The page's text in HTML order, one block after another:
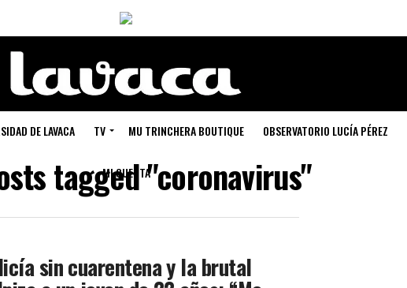
DE LAVACA TV MU TRINCHERA BOUTIQUE OBSERVATORIO LUCÍA PÉREZ
MI CUENTA
tagged "coronavirus"
sin cuarentena y la brutal